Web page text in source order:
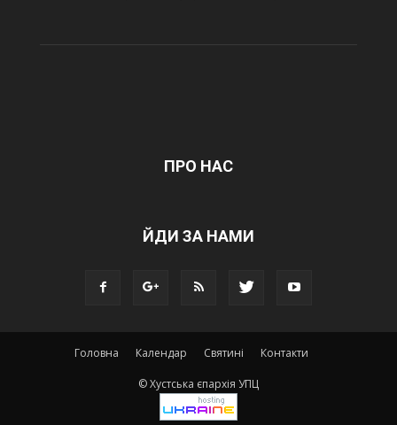
ПРО НАС
ЙДИ ЗА НАМИ
Головна Календар Святині Контакти
© Хустська єпархія УПЦ